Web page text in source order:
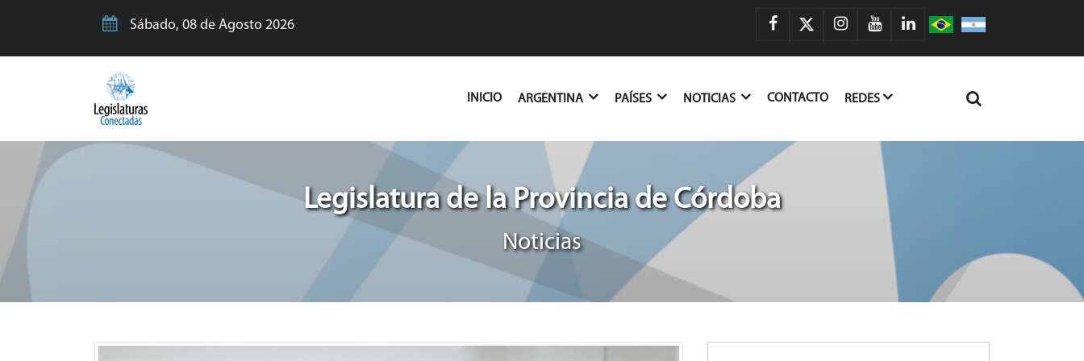
Sábado, 08 de Agosto 2026
INICIO(CURRENT)
ARGENTINA PAÍSES NOTICIAS CONTACTO REDES
Legislatura de la Provincia de Córdoba
Noticias